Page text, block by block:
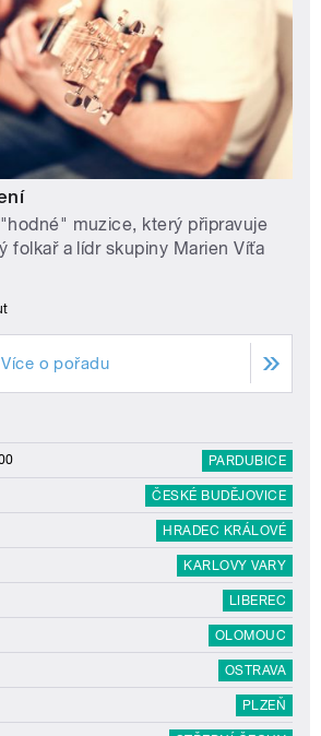
muzice, který připravuje
folkař a lídr skupiny Marien Víťa
Více o pořadu
PARDUBICE
ČESKÉ BUDĚJOVICE
HRADEC KRÁLOVÉ
KARLOVY VARY
LIBEREC
OLOMOUC
OSTRAVA
PLZEŇ